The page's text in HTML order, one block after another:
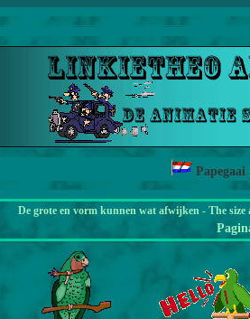
Papegaai
De grote en vorm kunnen wat afwijken - The